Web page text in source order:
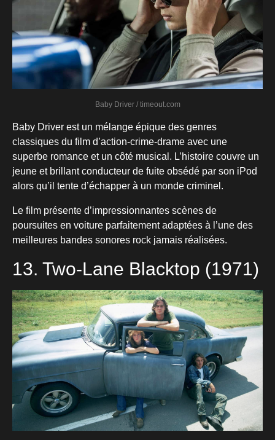
Baby Driver / timeout.com
Baby Driver est un mélange épique des genres
classiques du film d’action-crime-drame avec une
superbe romance et un côté musical. L’histoire couvre un
jeune et brillant conducteur de fuite obsédé par son iPod
alors qu’il tente d’échapper à un monde criminel.
Le film présente d’impressionnantes scènes de
poursuites en voiture parfaitement adaptées à l’une des
meilleures bandes sonores rock jamais réalisées.
13. Two-Lane Blacktop (1971)